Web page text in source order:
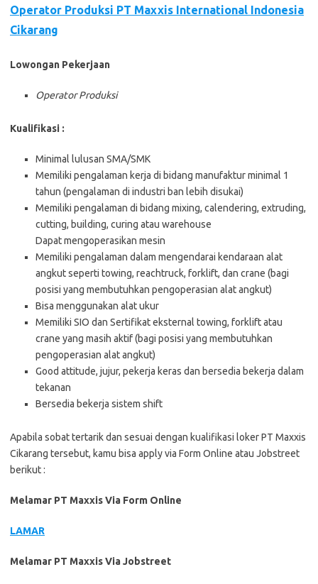
Operator Produksi PT Maxxis International Indonesia
Cikarang
Lowongan Pekerjaan
Operator Produksi
Kualifikasi :
Minimal lulusan SMA/SMK
Memiliki pengalaman kerja di bidang manufaktur minimal 1
tahun (pengalaman di industri ban lebih disukai)
Memiliki pengalaman di bidang mixing, calendering, extruding,
cutting, building, curing atau warehouse
Dapat mengoperasikan mesin
Memiliki pengalaman dalam mengendarai kendaraan alat
angkut seperti towing, reachtruck, forklift, dan crane (bagi
posisi yang membutuhkan pengoperasian alat angkut)
Bisa menggunakan alat ukur
Memiliki SIO dan Sertifikat eksternal towing, forklift atau
crane yang masih aktif (bagi posisi yang membutuhkan
pengoperasian alat angkut)
Good attitude, jujur, pekerja keras dan bersedia bekerja dalam
tekanan
Bersedia bekerja sistem shift
Apabila sobat tertarik dan sesuai dengan kualifikasi loker PT Maxxis
Cikarang tersebut, kamu bisa apply via Form Online atau Jobstreet
berikut :
Melamar PT Maxxis Via Form Online
LAMAR
Melamar PT Maxxis Via Jobstreet